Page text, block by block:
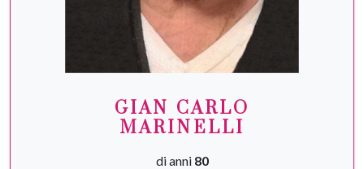
GIAN CARLO
MARINELLI
di anni 80